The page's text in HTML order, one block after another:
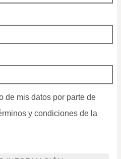
de mis datos por parte de
y condiciones de la